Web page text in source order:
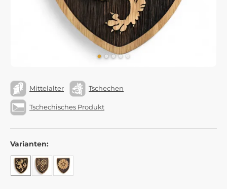
Mittelalter Tschechen
Tschechisches Produkt
Varianten: